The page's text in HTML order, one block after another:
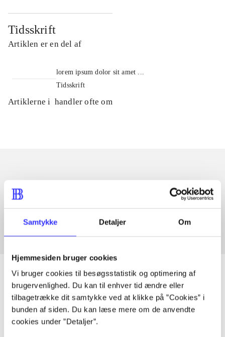
Samtykke Detaljer Om
Hjemmesiden bruger cookies
Vi bruger cookies til besøgsstatistik og optimering af
brugervenlighed. Du kan til enhver tid ændre eller
tilbagetrække dit samtykke ved at klikke på ”Cookies” i
bunden af siden. Du kan læse mere om de anvendte
cookies under ”Detaljer”.
Tidsskrift
Artiklen er en del af
lorem ipsum dolor sit amet ...
Tidsskrift
Artiklerne i handler ofte om
Artikler med samme emner
Fra
Artikler
Alle registrerede artikler fordelt på udgivelser